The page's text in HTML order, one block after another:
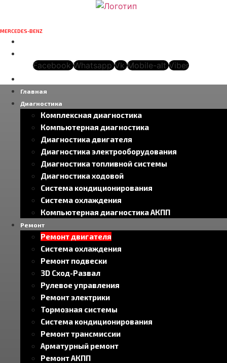
MERCEDES-BENZ
Facebook Whatsapp Vk Mobile-alt Viber
Главная
Диагностика
Комплексная диагностика
Компьютерная диагностика
Диагностика двигателя
Диагностика электрооборудования
Диагностика топливной системы
Диагностика ходовой
Система кондиционирования
Система охлаждения
Компьютерная диагностика АКПП
Ремонт
Ремонт двигателя
Система охлаждения
Ремонт подвески
3D Сход-Развал
Рулевое управления
Ремонт электрики
Тормозная системы
Система кондиционирования
Ремонт трансмиссии
Арматурный ремонт
Ремонт АКПП